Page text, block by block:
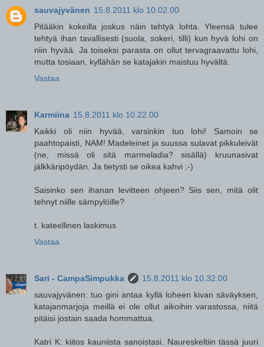
sauvajyvänen 15.8.2011 klo 10.02.00
Pitääkin kokeilla joskus näin tehtyä lohta. Yleensä tulee
tehtyä ihan tavallisesti (suola, sokeri, tilli) kun hyvä lohi on
niin hyvää. Ja toiseksi parasta on ollut tervagraavattu lohi,
mutta tosiaan, kyllähän se katajakin maistuu hyvältä.
Vastaa
Karmiina 15.8.2011 klo 10.22.00
Kaikki oli niin hyvää, varsinkin tuo lohi! Samoin se
paahtopaisti, NAM! Madeleinet ja suussa sulavat pikkuleivät
(ne, missä oli sitä marmeladia? sisällä) kruunasivat
jälkkäripöydän. Ja tietysti se oikea kahvi ;-)
Saisinko sen ihanan levitteen ohjeen? Siis sen, mitä olit
tehnyt niille sämpylöille?
t. kateellinen laskimus
Vastaa
Sari - CampaSimpukka
15.8.2011 klo 10.32.00
sauvajyvänen: tuo gini antaa kyllä loheen kivan säväyksen,
katajanmarjoja meillä ei ole ollut aikoihin varastossa, niitä
pitäisi jostain saada hommattua.
Katri K: kiitos kauniista sanoistasi. Naureskeltiin tässä juuri